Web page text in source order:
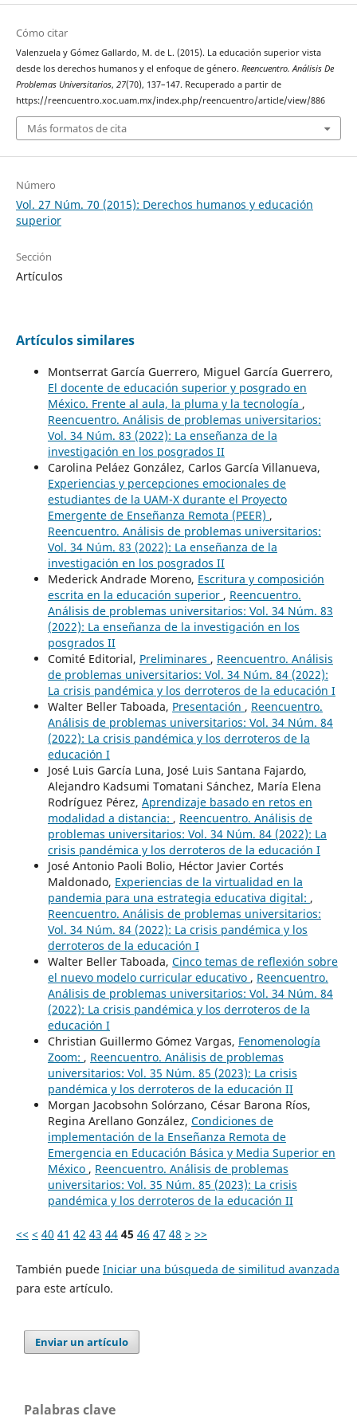
Cómo citar
Valenzuela y Gómez Gallardo, M. de L. (2015). La educación superior vista
desde los derechos humanos y el enfoque de género. Reencuentro. Análisis De
Problemas Universitarios, 27(70), 137–147. Recuperado a partir de
https://reencuentro.xoc.uam.mx/index.php/reencuentro/article/view/886
Más formatos de cita
Número
Vol. 27 Núm. 70 (2015): Derechos humanos y educación
superior
Sección
Artículos
Artículos similares
Montserrat García Guerrero, Miguel García Guerrero,
El docente de educación superior y posgrado en
México. Frente al aula, la pluma y la tecnología ,
Reencuentro. Análisis de problemas universitarios:
Vol. 34 Núm. 83 (2022): La enseñanza de la
investigación en los posgrados II
Carolina Peláez González, Carlos García Villanueva,
Experiencias y percepciones emocionales de
estudiantes de la UAM-X durante el Proyecto
Emergente de Enseñanza Remota (PEER) ,
Reencuentro. Análisis de problemas universitarios:
Vol. 34 Núm. 83 (2022): La enseñanza de la
investigación en los posgrados II
Mederick Andrade Moreno, Escritura y composición
escrita en la educación superior , Reencuentro.
Análisis de problemas universitarios: Vol. 34 Núm. 83
(2022): La enseñanza de la investigación en los
posgrados II
Comité Editorial, Preliminares , Reencuentro. Análisis
de problemas universitarios: Vol. 34 Núm. 84 (2022):
La crisis pandémica y los derroteros de la educación I
Walter Beller Taboada, Presentación , Reencuentro.
Análisis de problemas universitarios: Vol. 34 Núm. 84
(2022): La crisis pandémica y los derroteros de la
educación I
José Luis García Luna, José Luis Santana Fajardo,
Alejandro Kadsumi Tomatani Sánchez, María Elena
Rodríguez Pérez, Aprendizaje basado en retos en
modalidad a distancia: , Reencuentro. Análisis de
problemas universitarios: Vol. 34 Núm. 84 (2022): La
crisis pandémica y los derroteros de la educación I
José Antonio Paoli Bolio, Héctor Javier Cortés
Maldonado, Experiencias de la virtualidad en la
pandemia para una estrategia educativa digital: ,
Reencuentro. Análisis de problemas universitarios:
Vol. 34 Núm. 84 (2022): La crisis pandémica y los
derroteros de la educación I
Walter Beller Taboada, Cinco temas de reflexión sobre
el nuevo modelo curricular educativo , Reencuentro.
Análisis de problemas universitarios: Vol. 34 Núm. 84
(2022): La crisis pandémica y los derroteros de la
educación I
Christian Guillermo Gómez Vargas, Fenomenología
Zoom: , Reencuentro. Análisis de problemas
universitarios: Vol. 35 Núm. 85 (2023): La crisis
pandémica y los derroteros de la educación II
Morgan Jacobsohn Solórzano, César Barona Ríos,
Regina Arellano González, Condiciones de
implementación de la Enseñanza Remota de
Emergencia en Educación Básica y Media Superior en
México , Reencuentro. Análisis de problemas
universitarios: Vol. 35 Núm. 85 (2023): La crisis
pandémica y los derroteros de la educación II
<< < 40 41 42 43 44 45 46 47 48 > >>
También puede Iniciar una búsqueda de similitud avanzada
para este artículo.
Enviar un artículo
Palabras clave